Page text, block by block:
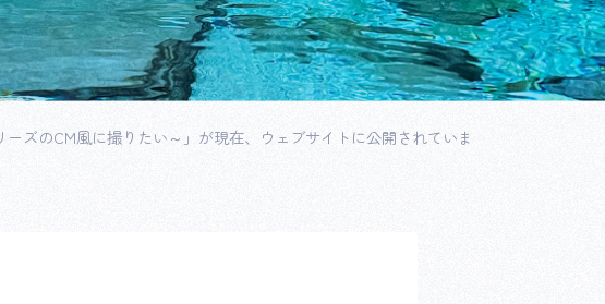
ズのCM風に撮りたい～」が現在、ウェブサイトに公開されていま